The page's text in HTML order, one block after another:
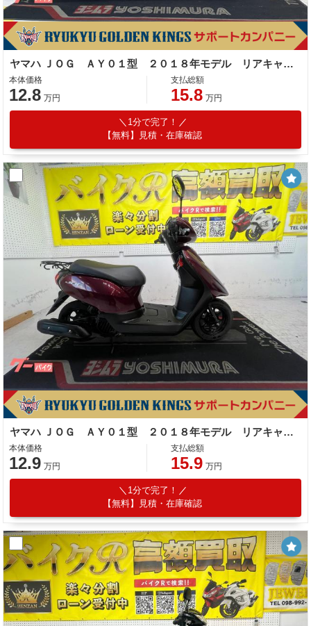
ヤマハ ＪＯＧ ＡＹ０１型 ２０１８年モデル リアキャリア
本体価格
12.8 万円
支払総額
15.8 万円
1分で完了！
【無料】見積・在庫確認
ヤマハ ＪＯＧ ＡＹ０１型 ２０１８年モデル リアキャリア スペアキー
本体価格
12.9 万円
支払総額
15.9 万円
1分で完了！
【無料】見積・在庫確認